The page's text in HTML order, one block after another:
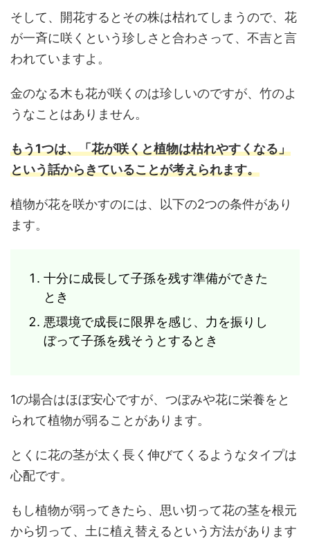
そして、開花するとその株は枯れてしまうので、花
が一斉に咲くという珍しさと合わさって、不吉と言
われていますよ。
金のなる木も花が咲くのは珍しいのですが、竹のよ
うなことはありません。
もう1つは、「花が咲くと植物は枯れやすくなる」
という話からきていることが考えられます。
植物が花を咲かすのには、以下の2つの条件があり
ます。
十分に成長して子孫を残す準備ができた
とき
悪環境で成長に限界を感じ、力を振りし
ぼって子孫を残そうとするとき
1の場合はほぼ安心ですが、つぼみや花に栄養をと
られて植物が弱ることがあります。
とくに花の茎が太く長く伸びてくるようなタイプは
心配です。
もし植物が弱ってきたら、思い切って花の茎を根元
から切って、土に植え替えるという方法があります